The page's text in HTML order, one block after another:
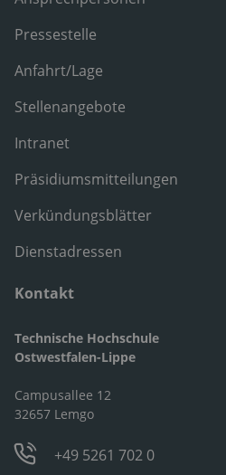
Pressestelle
Anfahrt/Lage
Stellenangebote
Intranet
Präsidiumsmitteilungen
Verkündungsblätter
Dienstadressen
Kontakt
Technische Hochschule
Ostwestfalen-Lippe
Campusallee 12
32657 Lemgo
+49 5261 702 0